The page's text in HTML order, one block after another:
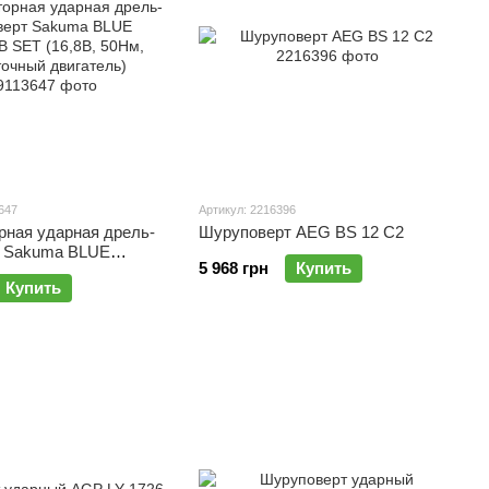
ударная дрель-
BLUE
(16,8В, 50Нм,
двигатель)
Купить
Артикул: 2216396
Шуруповерт AEG BS 12 C2
5 968 грн
Купить